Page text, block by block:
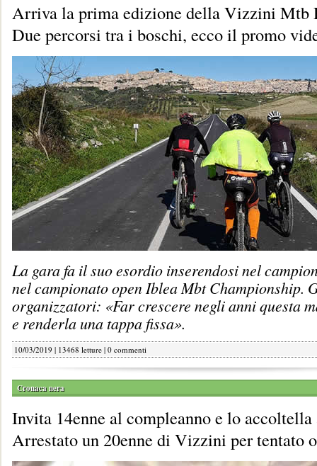
Arriva la prima edizione della Vizzini Mtb
Due percorsi tra i boschi, ecco il promo
La gara fa il suo esordio inserendosi nel
nel campionato open Iblea Mbt Championship.
organizzatori: «Far crescere negli anni questa
e renderla una tappa fissa».
10/03/2019 | 13468 letture | 0 commenti
Cronaca nera
Invita 14enne al compleanno e lo
Arrestato un 20enne di Vizzini per tentato